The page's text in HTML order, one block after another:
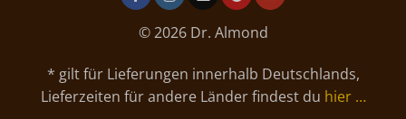
© 2026 Dr. Almond
* gilt für Lieferungen innerhalb Deutschlands,
Lieferzeiten für andere Länder findest du hier …